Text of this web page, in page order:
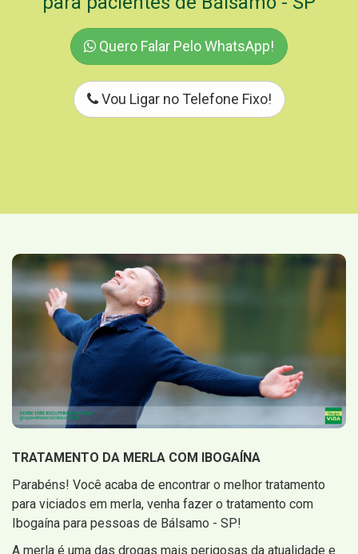
Quero Falar Pelo WhatsApp!
Vou Ligar no Telefone Fixo!
TRATAMENTO DA MERLA COM IBOGAÍNA
Parabéns! Você acaba de encontrar o melhor tratamento
para viciados em merla, venha fazer o tratamento com
Ibogaína para pessoas de Bálsamo - SP!
A merla é uma das drogas mais perigosas da atualidade e